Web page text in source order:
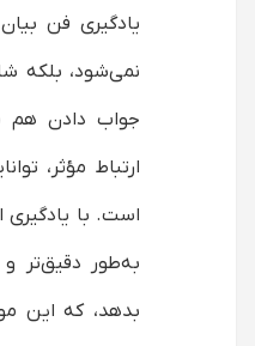
یادگیری فن
نمی‌شود، بلکه
جواب دادن هم
ارتباط مؤثر،
است. با یادگیری
به‌طور دقیق‌تر و
بدهد، که این